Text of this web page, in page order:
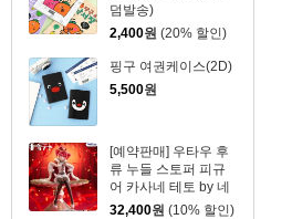
덤발송)
2,400원 (20% 할인)
핑구 여권케이스(2D)
5,500원
[예약판매] 우타우 후
류 누들 스토퍼 피규
어 카사네 테토 by 네
마리
32,400원 (10% 할인)